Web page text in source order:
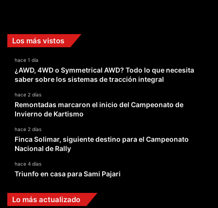
Los más vistos
hace 1 día
¿AWD, 4WD o Symmetrical AWD? Todo lo que necesita
saber sobre los sistemas de tracción integral
hace 2 días
Remontadas marcaron el inicio del Campeonato de
Invierno de Kartismo
hace 2 días
Finca Solimar, siguiente destino para el Campeonato
Nacional de Rally
hace 4 días
Triunfo en casa para Sami Pajari
Lo más actualizado